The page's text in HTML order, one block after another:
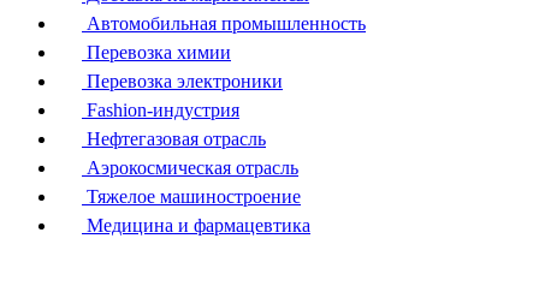
Автомобильная промышленность
Перевозка химии
Перевозка электроники
Fashion-индустрия
Нефтегазовая отрасль
Аэрокосмическая отрасль
Тяжелое машиностроение
Медицина и фармацевтика